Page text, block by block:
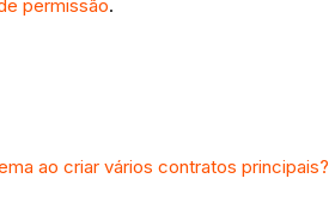
permissão.
ao criar vários contratos principais?